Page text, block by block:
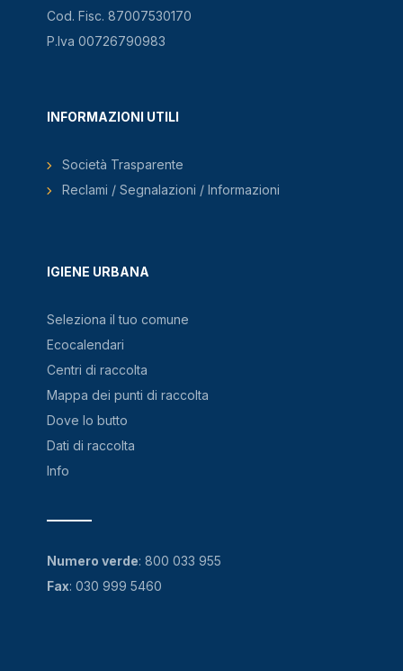
Cod. Fisc. 87007530170
P.Iva 00726790983
IGIENE URBANA
Seleziona il tuo comune
Ecocalendari
Centri di raccolta
Mappa dei punti di raccolta
Dove lo butto
Dati di raccolta
Info
INFORMAZIONI UTILI
Società Trasparente
Reclami / Segnalazioni / Informazioni
Numero verde: 800 033 955
Fax: 030 999 5460